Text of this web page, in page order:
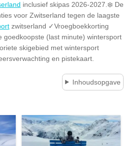
inclusief skipas 2026-2027.❄️ De
voor Zwitserland tegen de laagste
zwitserland ✓Vroegboekkorting
goedkoopste (last minute) wintersport
skigebied met wintersport
en pistekaart.
Inhoudsopgave